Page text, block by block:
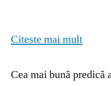
Citeste mai mult
Cea mai bună predică